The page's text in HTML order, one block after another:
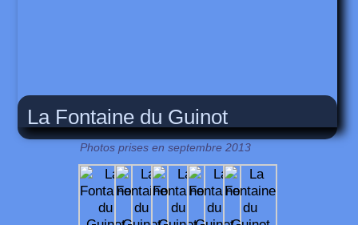
La Fontaine du Guinot
Photos prises en septembre 2013